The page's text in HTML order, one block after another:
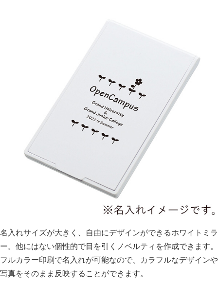
名入れサイズが大きく、自由にデザインができるホワイトミラ
ー。他にはない個性的で目を引くノベルティを作成できます。
フルカラー印刷で名入れが可能なので、カラフルなデザインや
写真をそのまま反映することができます。